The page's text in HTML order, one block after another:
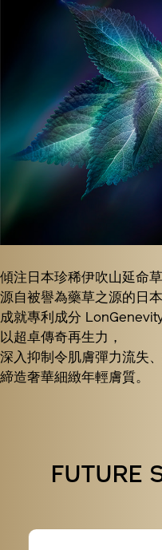
傾注日本珍稀伊吹山延命草
源自被譽為藥草之源的日
成就專利成分
以超卓傳奇再生力，
深入抑制令肌膚彈力流失
締造奢華細緻年輕膚質。
FUTURE